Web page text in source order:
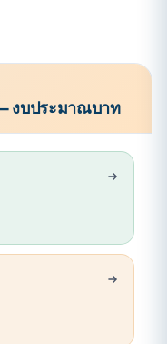
งบประมาณบาท